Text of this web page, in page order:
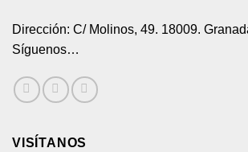
Dirección: C/ Molinos, 49. 18009.
Síguenos…
VISÍTANOS